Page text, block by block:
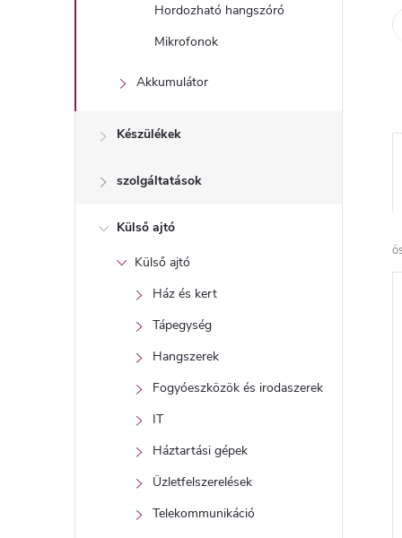
Hordozható hangszóró
Mikrofonok
Akkumulátor
Készülékek
szolgáltatások
Külső ajtó
Külső ajtó
Ház és kert
Tápegység
Hangszerek
Fogyóeszközök és irodaszerek
IT
Háztartási gépek
Üzletfelszerelések
Telekommunikáció
e